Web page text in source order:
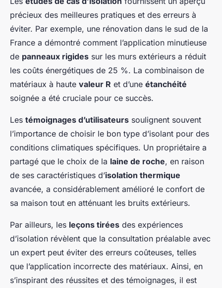
précieux des meilleures pratiques et des erreurs à
éviter. Par exemple, une rénovation dans le sud de la
France a démontré comment l’application minutieuse
de panneaux rigides sur les murs extérieurs a réduit
les coûts énergétiques de 25 %. La combinaison de
matériaux à haute valeur R et d’une étanchéité
soignée a été cruciale pour ce succès.
Les témoignages d’utilisateurs soulignent souvent
l’importance de choisir le bon type d’isolant pour des
conditions climatiques spécifiques. Un propriétaire a
partagé que le choix de la laine de roche, en raison
de ses caractéristiques d’isolation thermique
avancée, a considérablement amélioré le confort de
sa maison tout en atténuant les bruits extérieurs.
Par ailleurs, les leçons tirées des expériences
d’isolation révèlent que la consultation préalable avec
un expert peut éviter des erreurs coûteuses, telles
que l’application incorrecte des matériaux. Ainsi, en
s’inspirant des réussites et des témoignages, il est